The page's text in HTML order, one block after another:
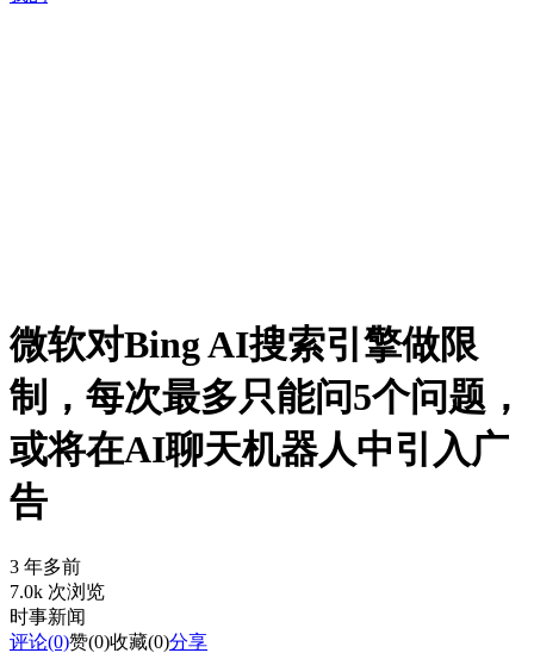
微软对Bing AI搜索引擎做限
制，每次最多只能问5个问题，
或将在AI聊天机器人中引入广
告
3 年多前
7.0k 次浏览
时事新闻
评论(0)赞(0)收藏(0)分享